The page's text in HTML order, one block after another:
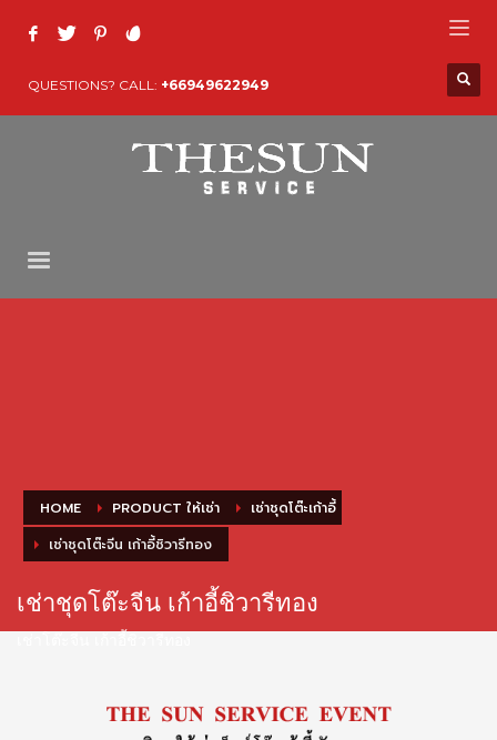
QUESTIONS? CALL: +66949622949
HOME PRODUCT ให้เช่า
เช่าชุดโต๊ะเก้าอี้
เช่าชุดโต๊ะจีน เก้าอี้ชิวารีทอง
เช่าชุดโต๊ะจีน เก้าอี้ชิวารีทอง